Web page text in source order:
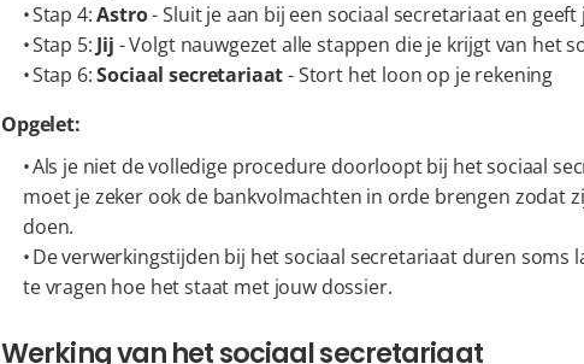
  Stap 4:
Astro - Sluit je aan bij een sociaal secretariaat en
  Stap 5:
Jij - Volgt nauwgezet alle stappen die je krijgt van het
  Stap 6:
Sociaal secretariaat - Stort het loon op je rekening
Opgelet:
  Als je niet de volledige procedure doorloopt bij het sociaal secretariaat, is je loon niet in orde. Zo
moet je zeker ook de bankvolmachten in orde brengen zodat
doen.
  De verwerkingstijden bij het sociaal secretariaat duren soms lang. Stuur hen dus een mailtje om
te vragen hoe het staat met jouw dossier.
Werking van het sociaal secretariaat